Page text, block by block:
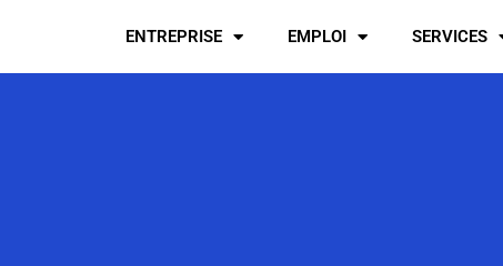
ENTREPRISE EMPLOI SERVICES